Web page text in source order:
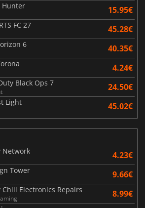
Hunter 15.95€
FC 27 45.28€
6 40.35€
4.24€
Black Ops 7 24.50€
Light 45.02€
Network
4.23€
Tower 9.66€
Chill Electronics Repairs 8.99€